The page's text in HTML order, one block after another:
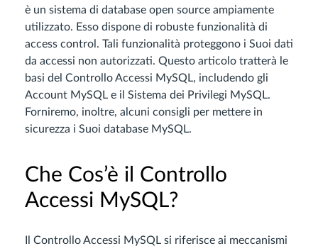
è un sistema di database open source ampiamente
utilizzato. Esso dispone di robuste funzionalità di
access control. Tali funzionalità proteggono i Suoi dati
da accessi non autorizzati. Questo articolo tratterà le
basi del Controllo Accessi MySQL, includendo gli
Account MySQL e il Sistema dei Privilegi MySQL.
Forniremo, inoltre, alcuni consigli per mettere in
sicurezza i Suoi database MySQL.
Che Cos’è il Controllo
Accessi MySQL?
Il Controllo Accessi MySQL si riferisce ai meccanismi